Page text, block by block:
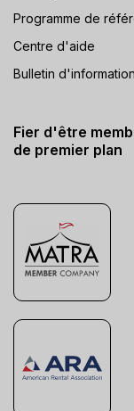
Programme de
Centre d'aide
Bulletin d'information
Fier d'être
de premier plan